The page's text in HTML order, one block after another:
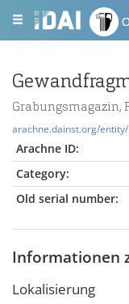
Grabungsmagazin,
arachne.dainst.org/
Arachne ID:
Category:
Old serial number:
Informationen
Lokalisierung